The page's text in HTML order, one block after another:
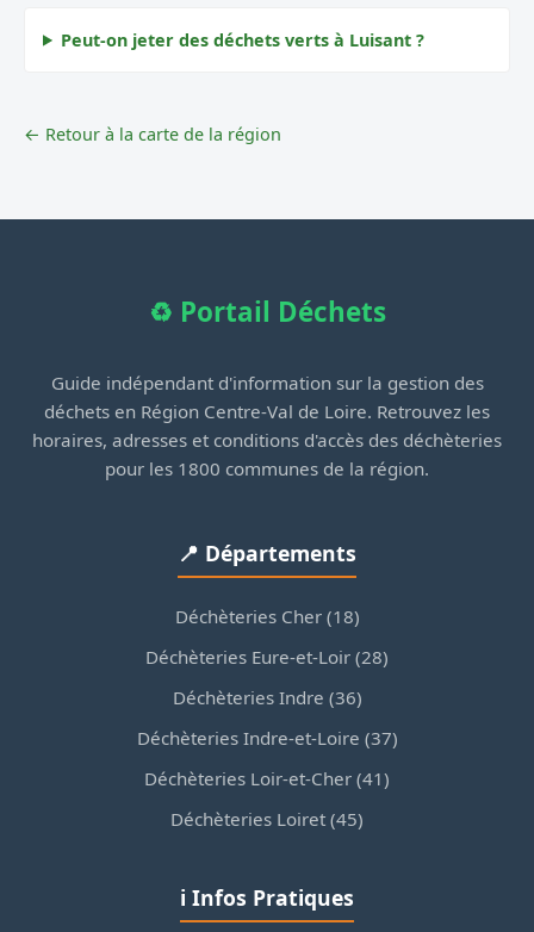
Peut-on jeter des déchets verts à Luisant ?
← Retour à la carte de la région
♻️ Portail Déchets
Guide indépendant d'information sur la gestion des
déchets en Région Centre-Val de Loire. Retrouvez les
horaires, adresses et conditions d'accès des déchèteries
pour les 1800 communes de la région.
📍 Départements
Déchèteries Cher (18)
Déchèteries Eure-et-Loir (28)
Déchèteries Indre (36)
Déchèteries Indre-et-Loire (37)
Déchèteries Loir-et-Cher (41)
Déchèteries Loiret (45)
ℹ️ Infos Pratiques